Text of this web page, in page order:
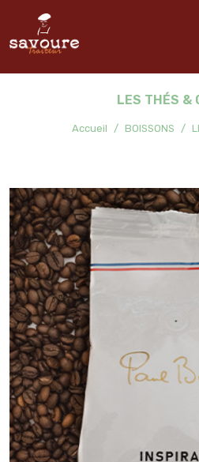
LES THÉS &
Accueil BOISSONS